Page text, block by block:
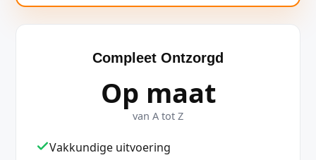
Compleet Ontzorgd
Op maat
van A tot Z
Vakkundige uitvoering